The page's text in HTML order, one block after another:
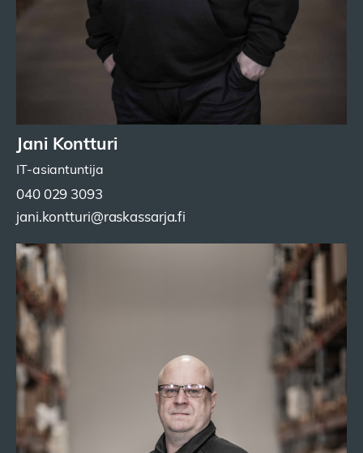
Jani Kontturi
IT-asiantuntija
040 029 3093
jani.kontturi@raskassarja.fi